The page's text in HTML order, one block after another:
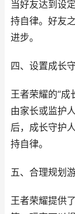
当好友达到设
持自律。好友
进步。
四、设置成长
王者荣耀的“成
由家长或监护
后，成长守护
持自律。
五、合理规划
王者荣耀提供